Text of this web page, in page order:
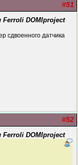
#51
DOMIproject
сдвоенного датчика
#52
DOMIproject